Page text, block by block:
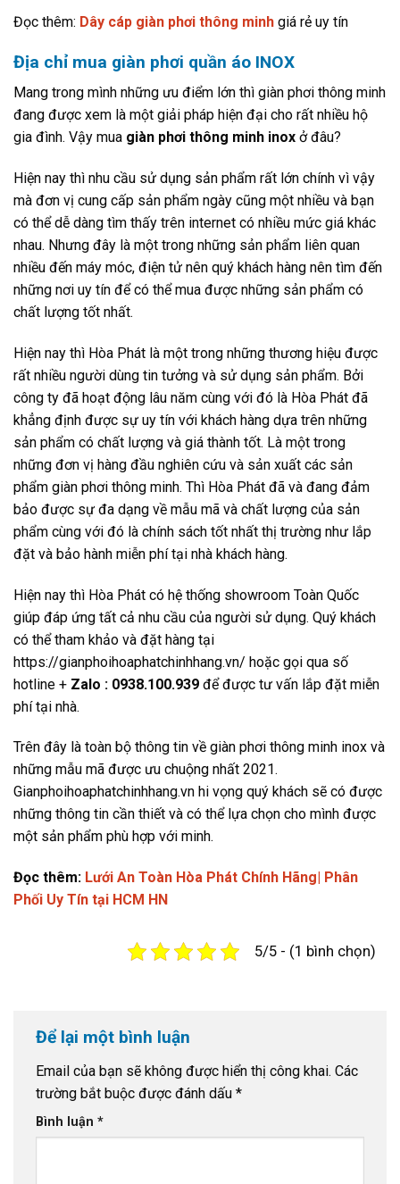
Đọc thêm: Dây cáp giàn phơi thông minh giá rẻ uy tín
Địa chỉ mua giàn phơi quần áo INOX
Mang trong mình những ưu điểm lớn thì giàn phơi thông minh
đang được xem là một giải pháp hiện đại cho rất nhiều hộ
gia đình. Vậy mua giàn phơi thông minh inox ở đâu?
Hiện nay thì nhu cầu sử dụng sản phẩm rất lớn chính vì vậy
mà đơn vị cung cấp sản phẩm ngày cũng một nhiều và bạn
có thể dễ dàng tìm thấy trên internet có nhiều mức giá khác
nhau. Nhưng đây là một trong những sản phẩm liên quan
nhiều đến máy móc, điện tử nên quý khách hàng nên tìm đến
những nơi uy tín để có thể mua được những sản phẩm có
chất lượng tốt nhất.
Hiện nay thì Hòa Phát là một trong những thương hiệu được
rất nhiều người dùng tin tưởng và sử dụng sản phẩm. Bởi
công ty đã hoạt động lâu năm cùng với đó là Hòa Phát đã
khẳng định được sự uy tín với khách hàng dựa trên những
sản phẩm có chất lượng và giá thành tốt. Là một trong
những đơn vị hàng đầu nghiên cứu và sản xuất các sản
phẩm giàn phơi thông minh. Thì Hòa Phát đã và đang đảm
bảo được sự đa dạng về mẫu mã và chất lượng của sản
phẩm cùng với đó là chính sách tốt nhất thị trường như lắp
đặt và bảo hành miễn phí tại nhà khách hàng.
Hiện nay thì Hòa Phát có hệ thống showroom Toàn Quốc
giúp đáp ứng tất cả nhu cầu của người sử dụng. Quý khách
có thể tham khảo và đặt hàng tại
https://gianphoihoaphatchinhhang.vn/ hoặc gọi qua số
hotline + Zalo : 0938.100.939 để được tư vấn lắp đặt miễn
phí tại nhà.
Trên đây là toàn bộ thông tin về giàn phơi thông minh inox và
những mẫu mã được ưu chuộng nhất 2021.
Gianphoihoaphatchinhhang.vn hi vọng quý khách sẽ có được
những thông tin cần thiết và có thể lựa chọn cho mình được
một sản phẩm phù hợp với minh.
Đọc thêm: Lưới An Toàn Hòa Phát Chính Hãng| Phân
Phối Uy Tín tại HCM HN
5/5 - (1 bình chọn)
Để lại một bình luận
Email của bạn sẽ không được hiển thị công khai. Các
trường bắt buộc được đánh dấu *
Bình luận *